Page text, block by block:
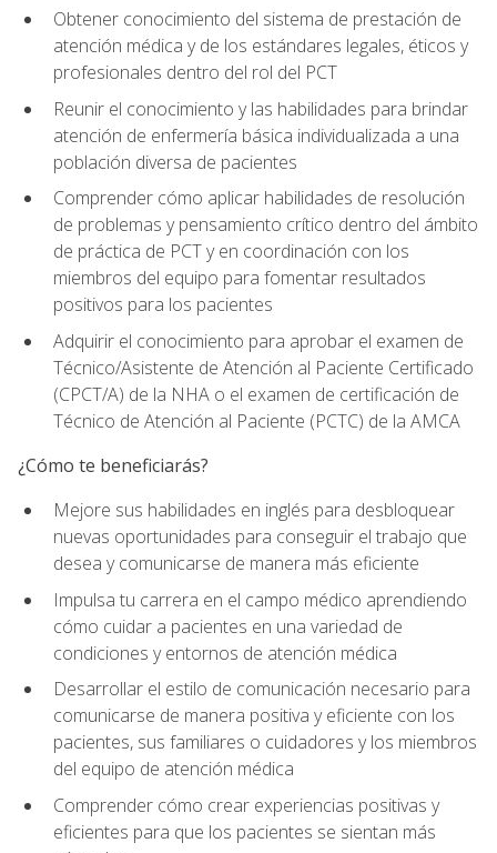
Obtener conocimiento del sistema de prestación de
atención médica y de los estándares legales, éticos y
profesionales dentro del rol del PCT
Reunir el conocimiento y las habilidades para brindar
atención de enfermería básica individualizada a una
población diversa de pacientes
Comprender cómo aplicar habilidades de resolución
de problemas y pensamiento crítico dentro del ámbito
de práctica de PCT y en coordinación con los
miembros del equipo para fomentar resultados
positivos para los pacientes
Adquirir el conocimiento para aprobar el examen de
Técnico/Asistente de Atención al Paciente Certificado
(CPCT/A) de la NHA o el examen de certificación de
Técnico de Atención al Paciente (PCTC) de la AMCA
¿Cómo te beneficiarás?
Mejore sus habilidades en inglés para desbloquear
nuevas oportunidades para conseguir el trabajo que
desea y comunicarse de manera más eficiente
Impulsa tu carrera en el campo médico aprendiendo
cómo cuidar a pacientes en una variedad de
condiciones y entornos de atención médica
Desarrollar el estilo de comunicación necesario para
comunicarse de manera positiva y eficiente con los
pacientes, sus familiares o cuidadores y los miembros
del equipo de atención médica
Comprender cómo crear experiencias positivas y
eficientes para que los pacientes se sientan más